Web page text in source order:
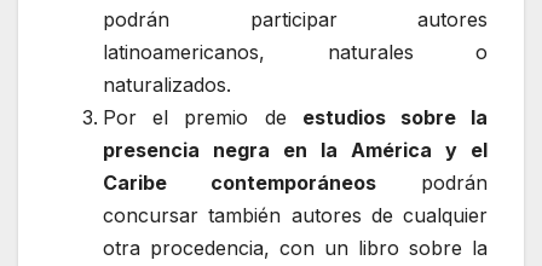
podrán participar autores
latinoamericanos, naturales o
naturalizados.
Por el premio de estudios sobre la
presencia negra en la América y el
Caribe contemporáneos podrán
concursar también autores de cualquier
otra procedencia, con un libro sobre la